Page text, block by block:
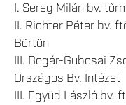
I. Sereg Milán bv.
II. Richter Péter bv.
Börtön
III. Bogár-Gubcsai
Országos Bv. Intézet
III. Együd László bv.